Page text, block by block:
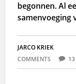
begonnen. Al
samenvoeging
JARCO KRIEK
COMMENTS
13